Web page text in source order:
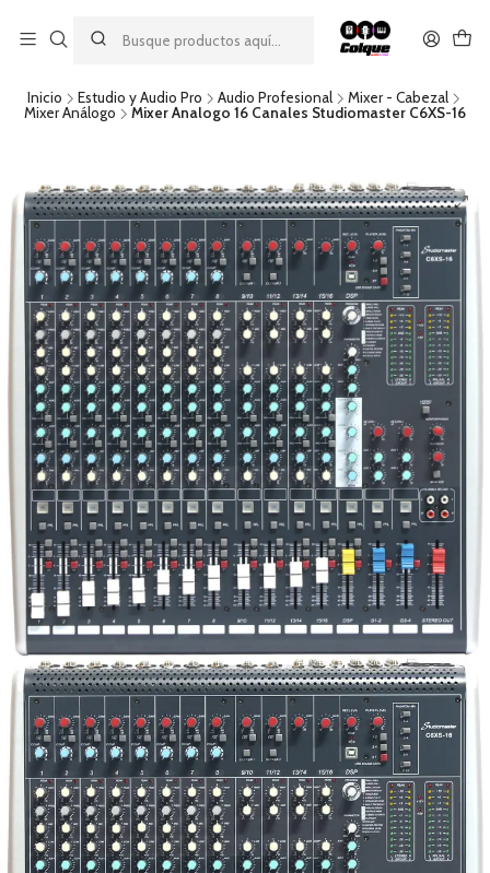
descuento por pago con transferencia bancaria
por una compra mínima de $49.990. Este descuento no es
acumulable a otras promociones ni aplicable a gastos de envío.
Inicio Estudio y Audio Pro Audio Profesional
Mixer - Cabezal
Mixer Análogo
Mixer Analogo 16 Canales Studiomaster C6XS-16